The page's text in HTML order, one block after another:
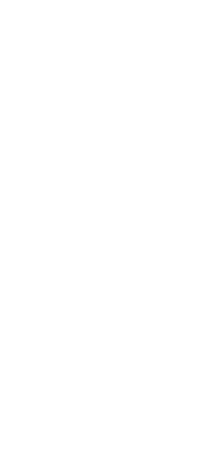
Según ha querido
ya se encuentra
asientos en las
El presidente de la
y tranquilo sobre el
preguntado por la
Este es el último año
Federación para
dicho que se tendrá
sede, pero que Sevilla
El hecho de contar
hispalense sea una